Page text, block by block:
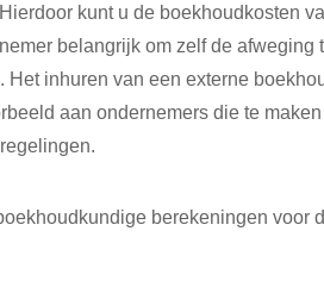
kunt u de boekhoudkosten
belangrijk om zelf de afweging
inhuren van een externe
aan ondernemers die te maken
berekeningen voor